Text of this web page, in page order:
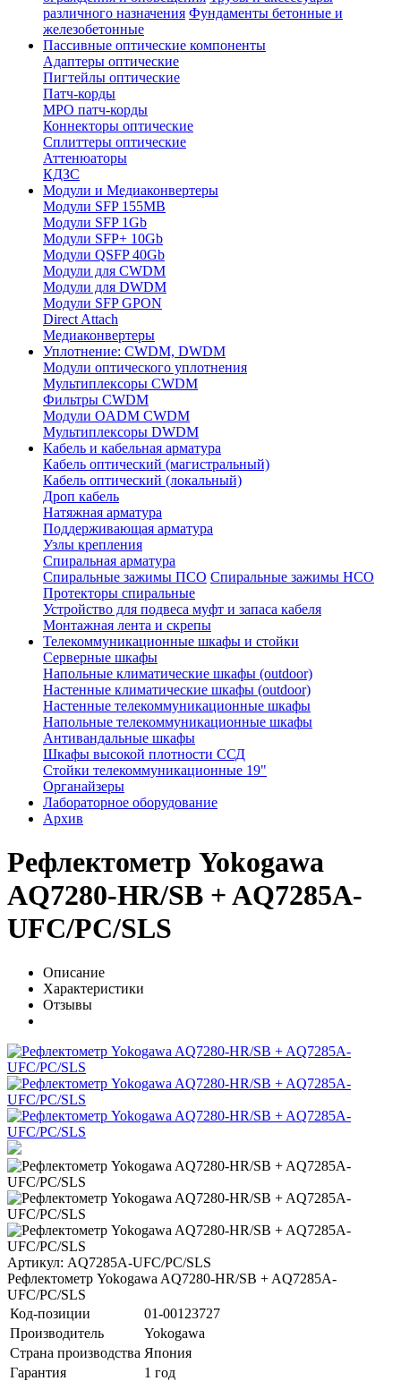
различного назначения Фундаменты бетонные и
железобетонные
Пассивные оптические компоненты
Адаптеры оптические
Пигтейлы оптические
Патч-корды
MPO патч-корды
Коннекторы оптические
Сплиттеры оптические
Аттенюаторы
КДЗС
Модули и Медиаконвертеры
Модули SFP 155MB
Модули SFP 1Gb
Модули SFP+ 10Gb
Модули QSFP 40Gb
Модули для CWDM
Модули для DWDM
Модули SFP GPON
Direct Attach
Медиаконвертеры
Уплотнение: CWDM, DWDM
Модули оптического уплотнения
Мультиплексоры CWDM
Фильтры CWDM
Модули OADM CWDM
Мультиплексоры DWDM
Кабель и кабельная арматура
Кабель оптический (магистральный)
Кабель оптический (локальный)
Дроп кабель
Натяжная арматура
Поддерживающая арматура
Узлы крепления
Спиральная арматура
Спиральные зажимы ПСО Спиральные зажимы НСО
Протекторы спиральные
Устройство для подвеса муфт и запаса кабеля
Монтажная лента и скрепы
Телекоммуникационные шкафы и стойки
Серверные шкафы
Напольные климатические шкафы (outdoor)
Настенные климатические шкафы (outdoor)
Настенные телекоммуникационные шкафы
Напольные телекоммуникационные шкафы
Антивандальные шкафы
Шкафы высокой плотности ССД
Стойки телекоммуникационные 19"
Органайзеры
Лабораторное оборудование
Архив
Рефлектометр Yokogawa
AQ7280-HR/SB + AQ7285A-
UFC/PC/SLS
Описание
Характеристики
Отзывы
Артикул: AQ7285A-UFC/PC/SLS
Рефлектометр Yokogawa AQ7280-HR/SB + AQ7285A-
UFC/PC/SLS
Код-позиции
01-00123727
Производитель
Yokogawa
Страна производства Япония
Гарантия
1 год